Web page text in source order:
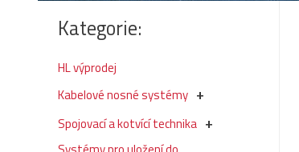
Kategorie:
HL výprodej
Kabelové nosné systémy
Spojovací a kotvící technika